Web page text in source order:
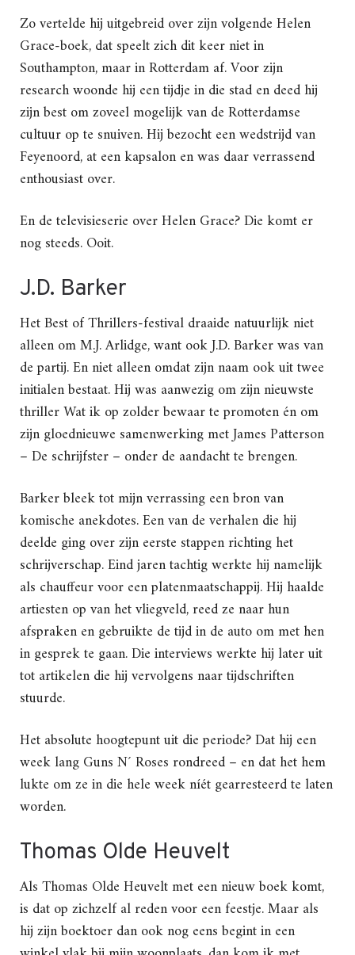
Zo vertelde hij uitgebreid over zijn volgende Helen
Grace-boek, dat speelt zich dit keer niet in
Southampton, maar in Rotterdam af. Voor zijn
research woonde hij een tijdje in die stad en deed hij
zijn best om zoveel mogelijk van de Rotterdamse
cultuur op te snuiven. Hij bezocht een wedstrijd van
Feyenoord, at een kapsalon en was daar verrassend
enthousiast over.
En de televisieserie over Helen Grace? Die komt er
nog steeds. Ooit.
J.D. Barker
Het Best of Thrillers-festival draaide natuurlijk niet
alleen om M.J. Arlidge, want ook J.D. Barker was van
de partij. En niet alleen omdat zijn naam ook uit twee
initialen bestaat. Hij was aanwezig om zijn nieuwste
thriller Wat ik op zolder bewaar te promoten én om
zijn gloednieuwe samenwerking met James Patterson
– De schrijfster – onder de aandacht te brengen.
Barker bleek tot mijn verrassing een bron van
komische anekdotes. Een van de verhalen die hij
deelde ging over zijn eerste stappen richting het
schrijverschap. Eind jaren tachtig werkte hij namelijk
als chauffeur voor een platenmaatschappij. Hij haalde
artiesten op van het vliegveld, reed ze naar hun
afspraken en gebruikte de tijd in de auto om met hen
in gesprek te gaan. Die interviews werkte hij later uit
tot artikelen die hij vervolgens naar tijdschriften
stuurde.
Het absolute hoogtepunt uit die periode? Dat hij een
week lang Guns N´ Roses rondreed – en dat het hem
lukte om ze in die hele week níét gearresteerd te laten
worden.
Thomas Olde Heuvelt
Als Thomas Olde Heuvelt met een nieuw boek komt,
is dat op zichzelf al reden voor een feestje. Maar als
hij zijn boektoer dan ook nog eens begint in een